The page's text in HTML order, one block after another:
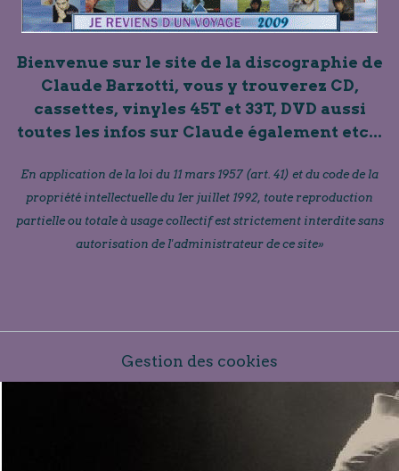
Bienvenue sur le site de la discographie de
Claude Barzotti, vous y trouverez CD,
cassettes, vinyles 45T et 33T, DVD aussi
toutes les infos sur Claude également etc...
En application de la loi du 11 mars 1957 (art. 41) et du code de la
propriété intellectuelle du 1er juillet 1992, toute reproduction
partielle ou totale à usage collectif est strictement interdite sans
autorisation de l'administrateur de ce site»
Gestion des cookies